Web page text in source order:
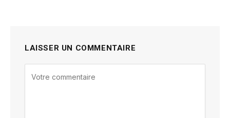
LAISSER UN COMMENTAIRE